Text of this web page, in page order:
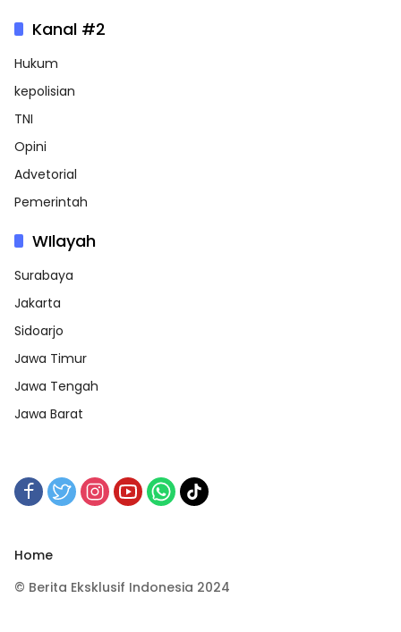
Kanal #2
Hukum
kepolisian
TNI
Opini
Advetorial
Pemerintah
WIlayah
Surabaya
Jakarta
Sidoarjo
Jawa Timur
Jawa Tengah
Jawa Barat
Home
© Berita Eksklusif Indonesia 2024